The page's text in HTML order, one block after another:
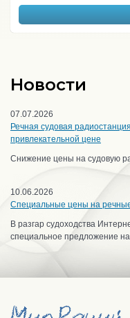
Новости
07.07.2026
Речная судовая
привлекательной цене
Снижение цены на судовую
10.06.2026
Специальные цены на
В разгар судоходства
специальное предложение